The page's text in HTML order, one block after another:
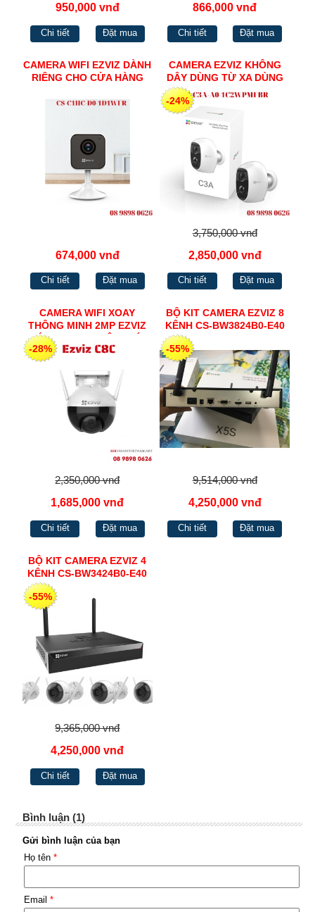
950,000 vnđ
Chi tiết Đặt mua
866,000 vnđ
Chi tiết Đặt mua
CAMERA WIFI EZVIZ DÀNH
RIÊNG CHO CỬA HÀNG
1D1WFR
674,000 vnđ
Chi tiết Đặt mua
CAMERA EZVIZ KHÔNG
DÂY DÙNG TỪ XA DÙNG
PIN CS-C3A-A0-
1C2WPMFBR
-24%
3,750,000 vnđ
2,850,000 vnđ
Chi tiết Đặt mua
CAMERA WIFI XOAY
THÔNG MINH 2MP EZVIZ
TÍCH HỢP THU ÂM, CÓ
MÀU BAN ĐÊM C8C
-28%
2,350,000 vnđ
1,685,000 vnđ
Chi tiết Đặt mua
BỘ KIT CAMERA EZVIZ 8
KÊNH CS-BW3824B0-E40
-55%
9,514,000 vnđ
4,250,000 vnđ
Chi tiết Đặt mua
BỘ KIT CAMERA EZVIZ 4
KÊNH CS-BW3424B0-E40
-55%
9,365,000 vnđ
4,250,000 vnđ
Chi tiết Đặt mua
Bình luận (1)
Gửi bình luận của bạn
Họ tên *
Email *